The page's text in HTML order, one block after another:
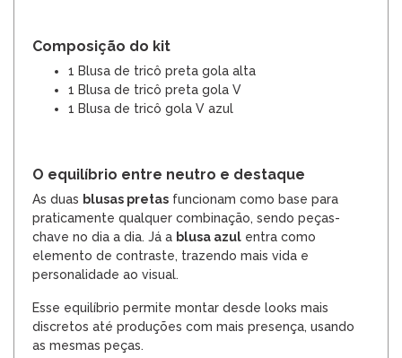
Composição do kit
1 Blusa de tricô preta gola alta
1 Blusa de tricô preta gola V
1 Blusa de tricô gola V azul
O equilíbrio entre neutro e destaque
As duas blusas pretas funcionam como base para
praticamente qualquer combinação, sendo peças-
chave no dia a dia. Já a blusa azul entra como
elemento de contraste, trazendo mais vida e
personalidade ao visual.
Esse equilíbrio permite montar desde looks mais
discretos até produções com mais presença, usando
as mesmas peças.